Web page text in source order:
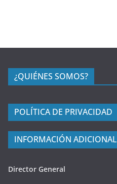
¿QUIÉNES SOMOS?
POLÍTICA DE PRIVACIDAD
INFORMACIÓN ADICIONAL
Director General